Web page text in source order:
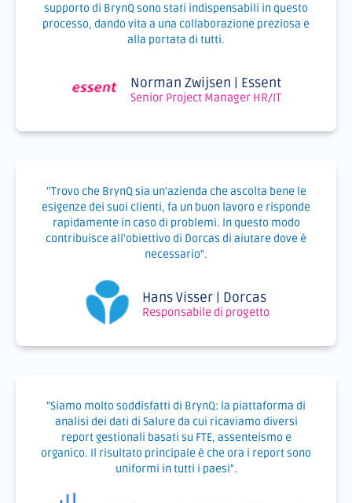
supporto di BrynQ sono stati indispensabili in questo
processo, dando vita a una collaborazione preziosa e
alla portata di tutti.
Norman Zwijsen | Essent
Senior Project Manager HR/IT
''Trovo che BrynQ sia un'azienda che ascolta bene le
esigenze dei suoi clienti, fa un buon lavoro e risponde
rapidamente in caso di problemi. In questo modo
contribuisce all'obiettivo di Dorcas di aiutare dove è
necessario".
Hans Visser | Dorcas
Responsabile di progetto
"Siamo molto soddisfatti di BrynQ: la piattaforma di
analisi dei dati di Salure da cui ricaviamo diversi
report gestionali basati su FTE, assenteismo e
organico. Il risultato principale è che ora i report sono
uniformi in tutti i paesi".